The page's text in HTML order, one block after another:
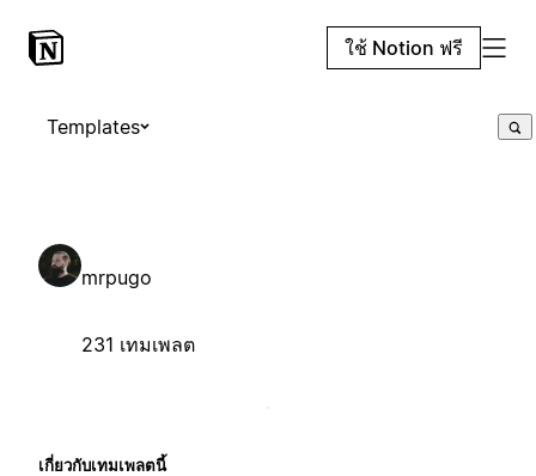
ใช้ Notion ฟรี
Templates
mrpugo
231 เทมเพลต
เกี่ยวกับเทมเพลตนี้